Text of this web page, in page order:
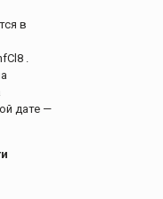
в
.
дате —